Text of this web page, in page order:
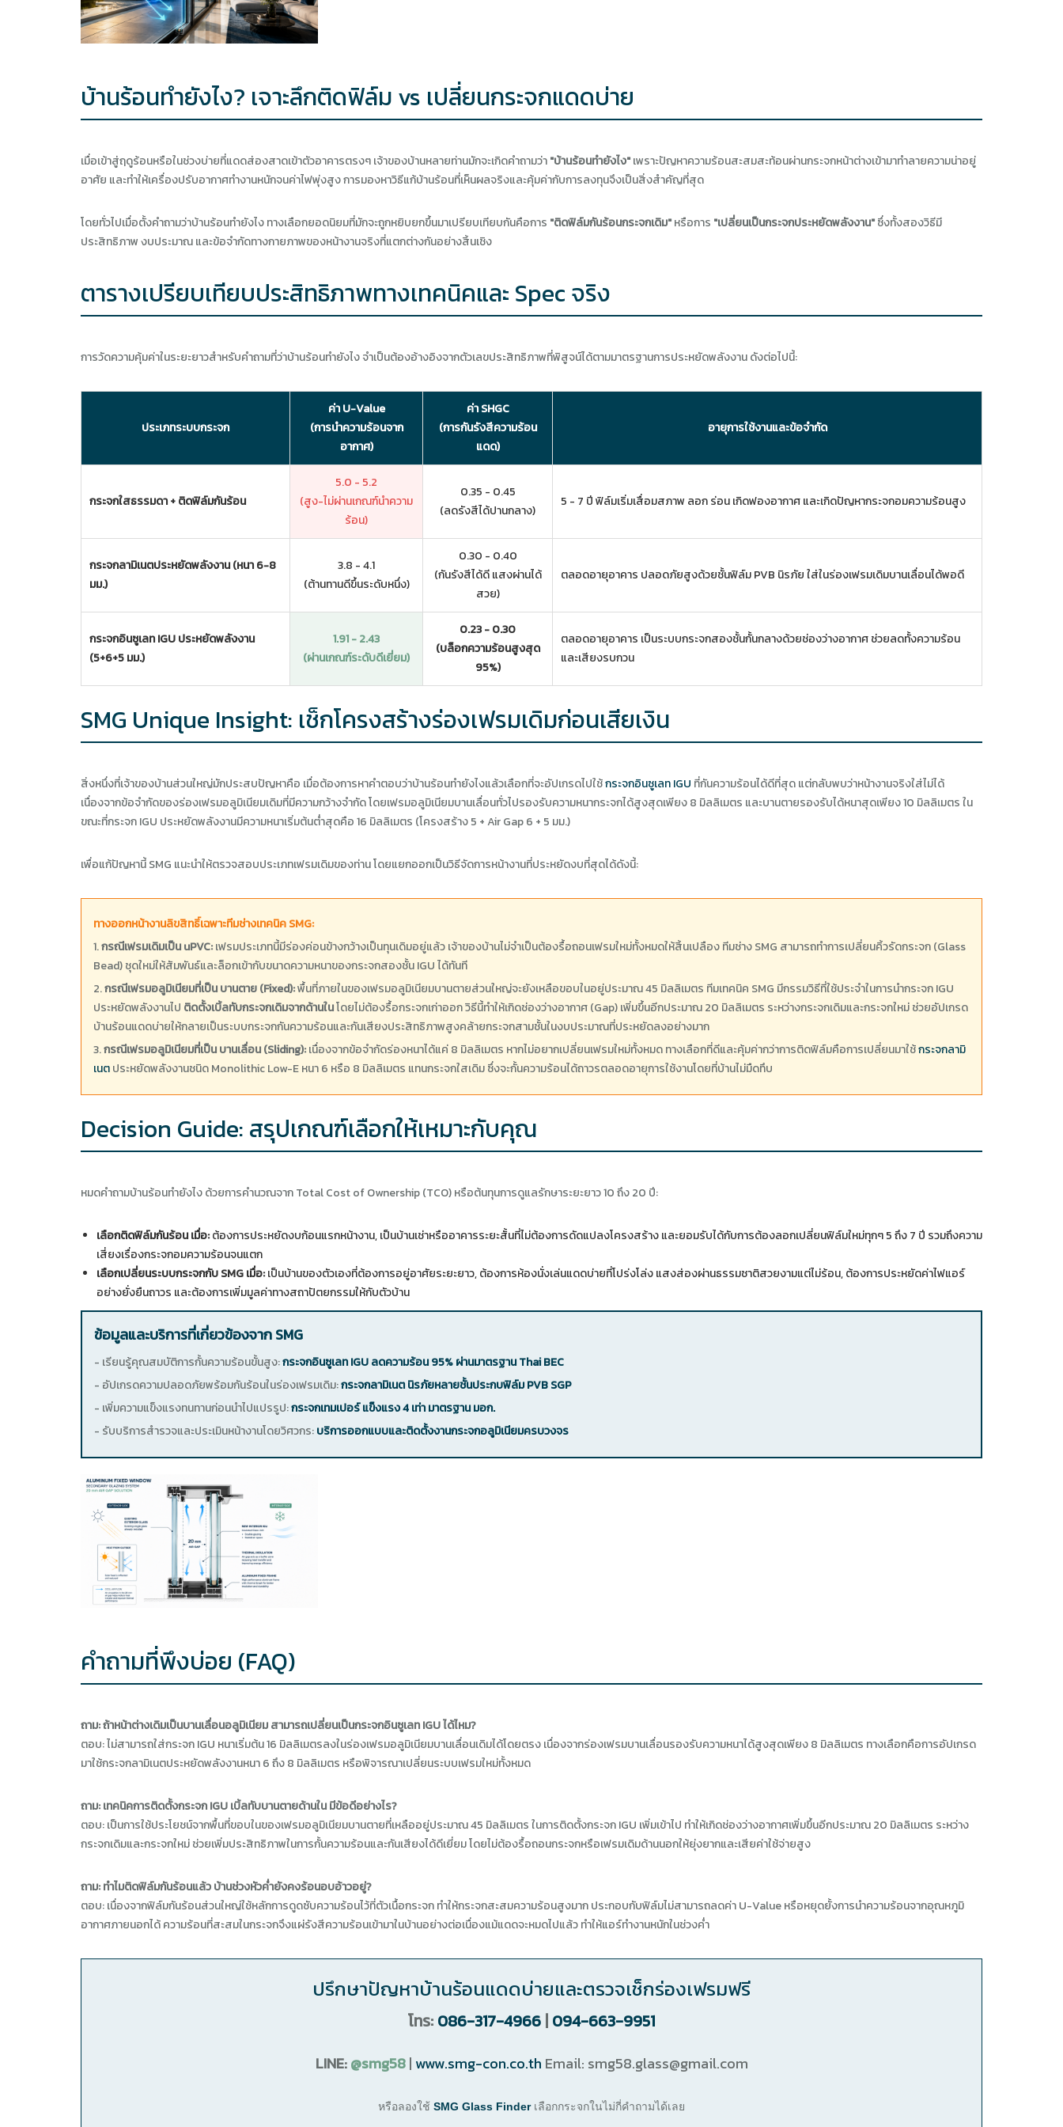
บ้านร้อนทำยังไง? เจาะลึกติดฟิล์ม vs เปลี่ยนกระจกแดดบ่าย
เมื่อเข้าสู่ฤดูร้อนหรือในช่วงบ่ายที่แดดส่องสาดเข้าตัวอาคารตรงๆ เจ้าของบ้านหลายท่านมักจะเกิดคำถามว่า"บ้านร้อนทำยังไง"เพราะปัญหาความร้อนสะสมสะท้อนผ่านกระจกหน้าต่างเข้ามาทำลายความน่าอยู่
อาศัย และทำให้เครื่องปรับอากาศทำงานหนักจนค่าไฟพุ่งสูง การมองหาวิธีแก้บ้านร้อนที่เห็นผลจริงและคุ้มค่ากับการลงทุนจึงเป็นสิ่งสำคัญที่สุด
โดยทั่วไปเมื่อตั้งคำถามว่าบ้านร้อนทำยังไง ทางเลือกยอดนิยมที่มักจะถูกหยิบยกขึ้นมาเปรียบเทียบกันคือการ "ติดฟิล์มกันร้อนกระจกเดิม"หรือการ "เปลี่ยนเป็นกระจกประหยัดพลังงาน"ซึ่งทั้งสองวิธีมี
ประสิทธิภาพ งบประมาณ และข้อจำกัดทางกายภาพของหน้างานจริงที่แตกต่างกันอย่างสิ้นเชิง
ตารางเปรียบเทียบประสิทธิภาพทางเทคนิคและ Spec จริง
การวัดความคุ้มค่าในระยะยาวสำหรับคำถามที่ว่าบ้านร้อนทำยังไง จำเป็นต้องอ้างอิงจากตัวเลขประสิทธิภาพที่พิสูจน์ได้ตามมาตรฐานการประหยัดพลังงาน ดังต่อไปนี้:
ประเภทระบบกระจก
ค่า U-Value
(การนำความร้อนจาก
อากาศ)
ค่า SHGC
(การกันรังสีความร้อน
แดด)
อายุการใช้งานและข้อจำกัด
กระจกใสธรรมดา + ติดฟิล์มกันร้อน
5.0 - 5.2
(สูง-ไม่ผ่านเกณฑ์นำความ
ร้อน)
0.35 - 0.45
(ลดรังสีได้ปานกลาง)
5 - 7 ปี ฟิล์มเริ่มเสื่อมสภาพ ลอก ร่อน เกิดฟองอากาศ และเกิดปัญหากระจกอมความร้อนสูง
กระจกลามิเนตประหยัดพลังงาน (หนา 6-8
มม.)
3.8 - 4.1
(ต้านทานดีขึ้นระดับหนึ่ง)
0.30 - 0.40
(กันรังสีได้ดี แสงผ่านได้
สวย)
ตลอดอายุอาคาร ปลอดภัยสูงด้วยชั้นฟิล์ม PVB นิรภัย ใส่ในร่องเฟรมเดิมบานเลื่อนได้พอดี
กระจกอินซูเลท IGU ประหยัดพลังงาน
(5+6+5 มม.)
1.91 - 2.43
(ผ่านเกณฑ์ระดับดีเยี่ยม)
0.23 - 0.30
(บล็อกความร้อนสูงสุด
95%)
ตลอดอายุอาคาร เป็นระบบกระจกสองชั้นกั้นกลางด้วยช่องว่างอากาศ ช่วยลดทั้งความร้อน
และเสียงรบกวน
SMG Unique Insight: เช็กโครงสร้างร่องเฟรมเดิมก่อนเสียเงิน
สิ่งหนึ่งที่เจ้าของบ้านส่วนใหญ่มักประสบปัญหาคือ เมื่อต้องการหาคำตอบว่าบ้านร้อนทำยังไงแล้วเลือกที่จะอัปเกรดไปใช้กระจกอินซูเลท IGU ที่กันความร้อนได้ดีที่สุด แต่กลับพบว่าหน้างานจริงใส่ไม่ได้
เนื่องจากข้อจำกัดของร่องเฟรมอลูมิเนียมเดิมที่มีความกว้างจำกัด โดยเฟรมอลูมิเนียมบานเลื่อนทั่วไปรองรับความหนากระจกได้สูงสุดเพียง 8 มิลลิเมตร และบานตายรองรับได้หนาสุดเพียง 10 มิลลิเมตร ใน
ขณะที่กระจก IGU ประหยัดพลังงานมีความหนาเริ่มต้นต่ำสุดคือ 16 มิลลิเมตร (โครงสร้าง 5 + Air Gap 6 + 5 มม.)
เพื่อแก้ปัญหานี้ SMG แนะนำให้ตรวจสอบประเภทเฟรมเดิมของท่าน โดยแยกออกเป็นวิธีจัดการหน้างานที่ประหยัดงบที่สุดได้ดังนี้:
ทางออกหน้างานลิขสิทธิ์เฉพาะทีมช่างเทคนิค SMG:
1.กรณีเฟรมเดิมเป็น uPVC:เฟรมประเภทนี้มีร่องค่อนข้างกว้างเป็นทุนเดิมอยู่แล้ว เจ้าของบ้านไม่จำเป็นต้องรื้อถอนเฟรมใหม่ทั้งหมดให้สิ้นเปลือง ทีมช่าง SMG สามารถทำการเปลี่ยนคิ้วรัดกระจก (Glass
Bead) ชุดใหม่ให้สัมพันธ์และล็อกเข้ากับขนาดความหนาของกระจกสองชั้น IGU ได้ทันที
2.กรณีเฟรมอลูมิเนียมที่เป็น บานตาย (Fixed):พื้นที่ภายในของเฟรมอลูมิเนียมบานตายส่วนใหญ่จะยังเหลือขอบในอยู่ประมาณ 45 มิลลิเมตร ทีมเทคนิค SMG มีกรรมวิธีที่ใช้ประจำในการนำกระจก IGU
ประหยัดพลังงานไป ติดตั้งเบิ้ลทับกระจกเดิมจากด้านในโดยไม่ต้องรื้อกระจกเก่าออก วิธีนี้ทำให้เกิดช่องว่างอากาศ (Gap) เพิ่มขึ้นอีกประมาณ 20 มิลลิเมตร ระหว่างกระจกเดิมและกระจกใหม่ ช่วยอัปเกรด
บ้านร้อนแดดบ่ายให้กลายเป็นระบบกระจกกันความร้อนและกันเสียงประสิทธิภาพสูงคล้ายกระจกสามชั้นในงบประมาณที่ประหยัดลงอย่างมาก
3.กรณีเฟรมอลูมิเนียมที่เป็น บานเลื่อน (Sliding):เนื่องจากข้อจำกัดร่องหนาได้แค่ 8 มิลลิเมตร หากไม่อยากเปลี่ยนเฟรมใหม่ทั้งหมด ทางเลือกที่ดีและคุ้มค่ากว่าการติดฟิล์มคือการเปลี่ยนมาใช้กระจกลามิ
เนตประหยัดพลังงานชนิด Monolithic Low-E หนา 6 หรือ 8 มิลลิเมตร แทนกระจกใสเดิม ซึ่งจะกั้นความร้อนได้ถาวรตลอดอายุการใช้งานโดยที่บ้านไม่มืดทึบ
Decision Guide: สรุปเกณฑ์เลือกให้เหมาะกับคุณ
หมดคำถามบ้านร้อนทำยังไง ด้วยการคำนวณจาก Total Cost of Ownership (TCO) หรือต้นทุนการดูแลรักษาระยะยาว 10 ถึง 20 ปี:
เลือกติดฟิล์มกันร้อน เมื่อ:ต้องการประหยัดงบก้อนแรกหน้างาน, เป็นบ้านเช่าหรืออาคารระยะสั้นที่ไม่ต้องการดัดแปลงโครงสร้าง และยอมรับได้กับการต้องลอกเปลี่ยนฟิล์มใหม่ทุกๆ 5 ถึง 7 ปี รวมถึงความ
เสี่ยงเรื่องกระจกอมความร้อนจนแตก
เลือกเปลี่ยนระบบกระจกกับ SMG เมื่อ:เป็นบ้านของตัวเองที่ต้องการอยู่อาศัยระยะยาว, ต้องการห้องนั่งเล่นแดดบ่ายที่โปร่งโล่ง แสงส่องผ่านธรรมชาติสวยงามแต่ไม่ร้อน, ต้องการประหยัดค่าไฟแอร์
อย่างยั่งยืนถาวร และต้องการเพิ่มมูลค่าทางสถาปัตยกรรมให้กับตัวบ้าน
ข้อมูลและบริการที่เกี่ยวข้องจาก SMG
- เรียนรู้คุณสมบัติการกั้นความร้อนขั้นสูง:กระจกอินซูเลท IGU ลดความร้อน 95% ผ่านมาตรฐาน Thai BEC
- อัปเกรดความปลอดภัยพร้อมกันร้อนในร่องเฟรมเดิม:กระจกลามิเนต นิรภัยหลายชั้นประกบฟิล์ม PVB SGP
- เพิ่มความแข็งแรงทนทานก่อนนำไปแปรรูป:กระจกเทมเปอร์ แข็งแรง 4 เท่า มาตรฐาน มอก.
- รับบริการสำรวจและประเมินหน้างานโดยวิศวกร:บริการออกแบบและติดตั้งงานกระจกอลูมิเนียมครบวงจร
คำถามที่พึงบ่อย (FAQ)
ถาม: ถ้าหน้าต่างเดิมเป็นบานเลื่อนอลูมิเนียม สามารถเปลี่ยนเป็นกระจกอินซูเลท IGU ได้ไหม?
ตอบ: ไม่สามารถใส่กระจก IGU หนาเริ่มต้น 16 มิลลิเมตรลงในร่องเฟรมอลูมิเนียมบานเลื่อนเดิมได้โดยตรง เนื่องจากร่องเฟรมบานเลื่อนรองรับความหนาได้สูงสุดเพียง 8 มิลลิเมตร ทางเลือกคือการอัปเกรด
มาใช้กระจกลามิเนตประหยัดพลังงานหนา 6 ถึง 8 มิลลิเมตร หรือพิจารณาเปลี่ยนระบบเฟรมใหม่ทั้งหมด
ถาม: เทคนิคการติดตั้งกระจก IGU เบิ้ลทับบานตายด้านใน มีข้อดีอย่างไร?
ตอบ: เป็นการใช้ประโยชน์จากพื้นที่ขอบในของเฟรมอลูมิเนียมบานตายที่เหลืออยู่ประมาณ 45 มิลลิเมตร ในการติดตั้งกระจก IGU เพิ่มเข้าไป ทำให้เกิดช่องว่างอากาศเพิ่มขึ้นอีกประมาณ 20 มิลลิเมตร ระหว่าง
กระจกเดิมและกระจกใหม่ ช่วยเพิ่มประสิทธิภาพในการกั้นความร้อนและกันเสียงได้ดีเยี่ยม โดยไม่ต้องรื้อถอนกระจกหรือเฟรมเดิมด้านนอกให้ยุ่งยากและเสียค่าใช้จ่ายสูง
ถาม: ทำไมติดฟิล์มกันร้อนแล้ว บ้านช่วงหัวค่ำยังคงร้อนอบอ้าวอยู่?
ตอบ: เนื่องจากฟิล์มกันร้อนส่วนใหญ่ใช้หลักการดูดซับความร้อนไว้ที่ตัวเนื้อกระจก ทำให้กระจกสะสมความร้อนสูงมาก ประกอบกับฟิล์มไม่สามารถลดค่า U-Value หรือหยุดยั้งการนำความร้อนจากอุณหภูมิ
อากาศภายนอกได้ ความร้อนที่สะสมในกระจกจึงแผ่รังสีความร้อนเข้ามาในบ้านอย่างต่อเนื่องแม้แดดจะหมดไปแล้ว ทำให้แอร์ทำงานหนักในช่วงค่ำ
ปรึกษาปัญหาบ้านร้อนแดดบ่ายและตรวจเช็กร่องเฟรมฟรี
โทร: 086-317-4966 | 094-663-9951
LINE:@smg58| www.smg-con.co.th Email: smg58.glass@gmail.com
หรือลองใช้ SMG Glass Finderเลือกกระจกในไม่กี่คำถามได้เลย